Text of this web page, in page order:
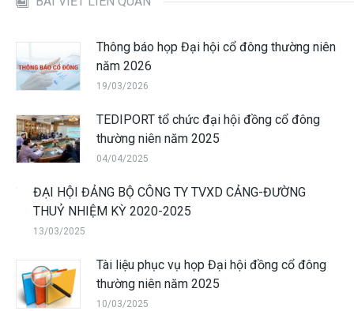
Thông báo họp Đại hội cổ đông thường niên
năm 2026
19/03/2026
TEDIPORT tổ chức đại hội đồng cổ đông
thường niên năm 2025
04/04/2025
ĐẠI HỘI ĐẢNG BỘ CÔNG TY TVXD CẢNG-ĐƯỜNG
THUỶ NHIỆM KỲ 2020-2025
13/03/2025
Tài liệu phục vụ họp Đại hội đồng cổ đông
thường niên năm 2025
10/03/2025